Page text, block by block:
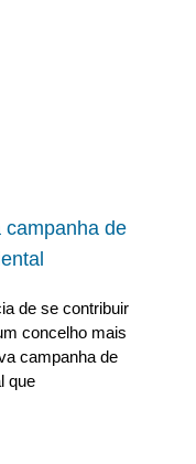
de
de se contribuir
concelho mais
campanha de
que